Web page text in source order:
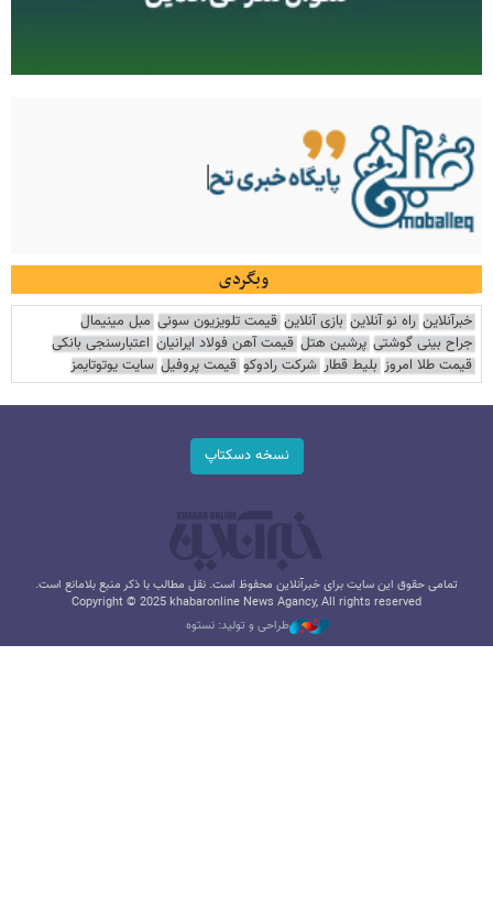
وبگردی
خبرآنلاین راه نو آنلاین بازی آنلاین قیمت تلویزیون سونی مبل مینیمال
جراح بینی گوشتی پرشین هتل قیمت آهن فولاد ایرانیان اعتبارسنجی بانکی
قیمت طلا امروز بلیط قطار شرکت رادوکو قیمت پروفیل سایت یوتوتایمز
نسخه دسکتاپ
تمامی حقوق این سایت برای خبرآنلاین محفوظ است. نقل مطالب با ذکر منبع بلامانع است.
Copyright © 2025 khabaronline News Agancy, All rights reserved
طراحی و تولید: نستوه